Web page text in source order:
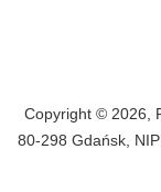
Copyright © 2026,
80-298 Gdańsk,